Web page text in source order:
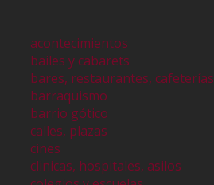
acontecimientos
bailes y cabarets
bares, restaurantes, cafeterías
barraquismo
barrio gótico
calles, plazas
cines
clinicas, hospitales, asilos